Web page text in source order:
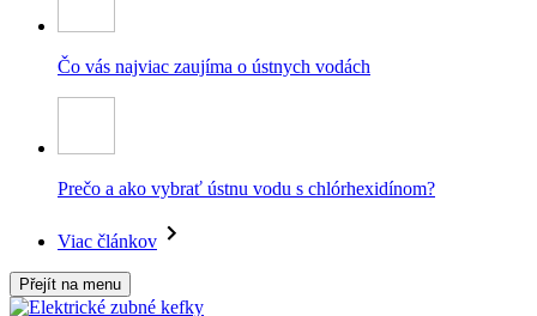
Čo vás najviac zaujíma o ústnych vodách
Prečo a ako vybrať ústnu vodu s chlórhexidínom?
Viac článkov
Přejít na menu